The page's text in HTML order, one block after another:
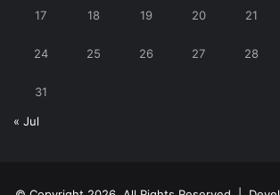
17 18 19 20 21
24 25 26 27 28
31
« Jul